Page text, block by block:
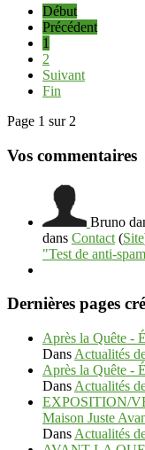
Début
Précédent
1
2
Suivant
Fin
Page 1 sur 2
Vos commentaires
Bruno
dans Contact (Site
"Test de anti-
Dernières pages
Après la Quête -
Dans Actualités
Après la Quête -
Dans Actualités
EXPOSITION/
Maison Juste
Dans Actualités